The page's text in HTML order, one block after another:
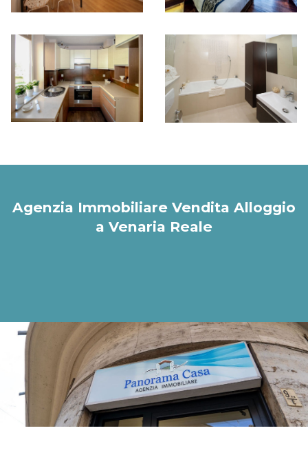
Agenzia Immobiliare Vendita Alloggio
a Venaria Reale